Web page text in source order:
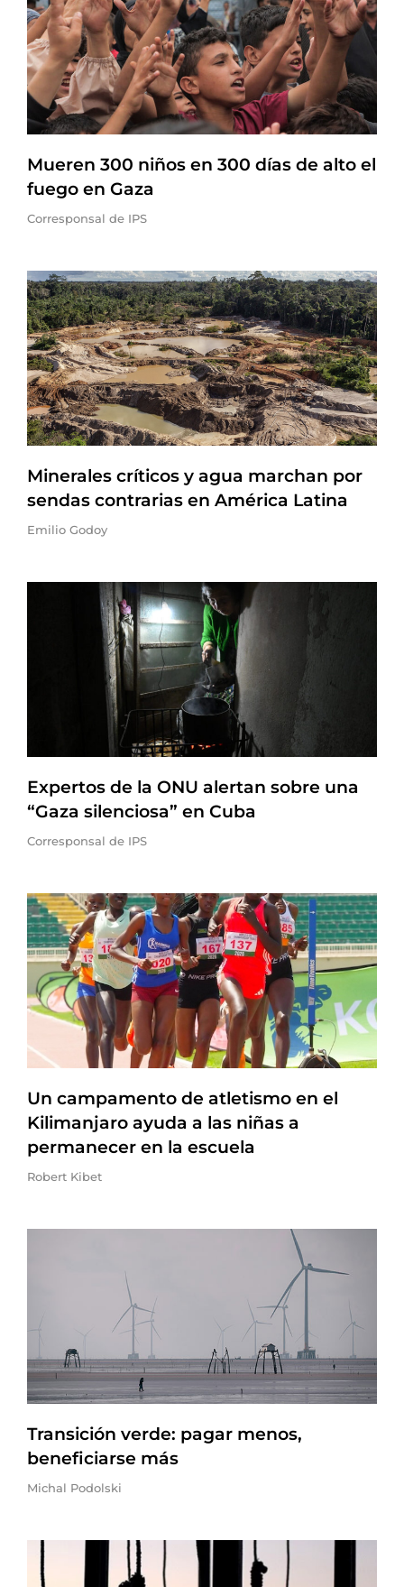
Mueren 300 niños en 300 días de alto el
fuego en Gaza
Corresponsal de IPS
Minerales críticos y agua marchan por
sendas contrarias en América Latina
Emilio Godoy
Expertos de la ONU alertan sobre una
“Gaza silenciosa” en Cuba
Corresponsal de IPS
Un campamento de atletismo en el
Kilimanjaro ayuda a las niñas a
permanecer en la escuela
Robert Kibet
Transición verde: pagar menos,
beneficiarse más
Michal Podolski